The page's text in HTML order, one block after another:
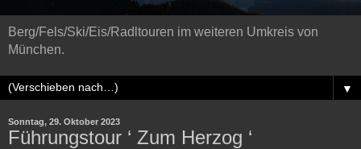
Berg/Fels/Ski/Eis/Radltouren im weiteren Umkreis von
München.
▼
Sonntag, 29. Oktober 2023
Führungstour ‘ Zum Herzog ‘